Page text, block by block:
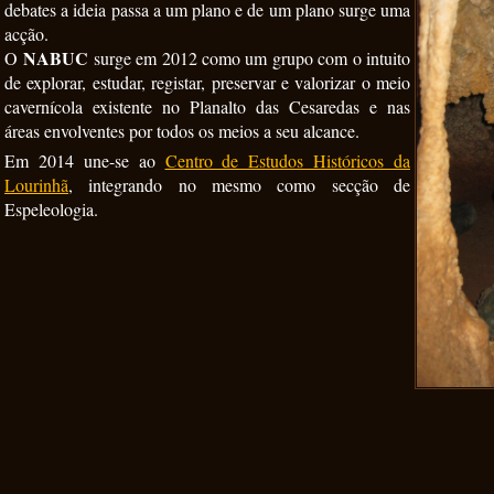
debates a ideia passa a um plano e de um plano surge uma
acção.
ONABUC surge em 2012 como um grupo com o intuito
de explorar, estudar, registar, preservar e valorizar o meio
cavernícola existente no Planalto das Cesaredas e nas
áreas envolventes por todos os meios a seu alcance.
Em 2014 une-se ao Centro de Estudos Históricos da
Lourinhã, integrando no mesmo como secção de
Espeleologia.